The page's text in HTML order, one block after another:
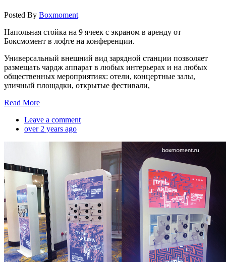
Posted By Boxmoment
Напольная стойка на 9 ячеек с экраном в аренду от
Боксмомент в лофте на конференции.
Универсальный внешний вид зарядной станции позволяет
размещать чардж аппарат в любых интерьерах и на любых
общественных мероприятиях: отели, концертные залы,
уличный площадки, открытые фестивали,
Read More
Leave a comment
over 2 years ago